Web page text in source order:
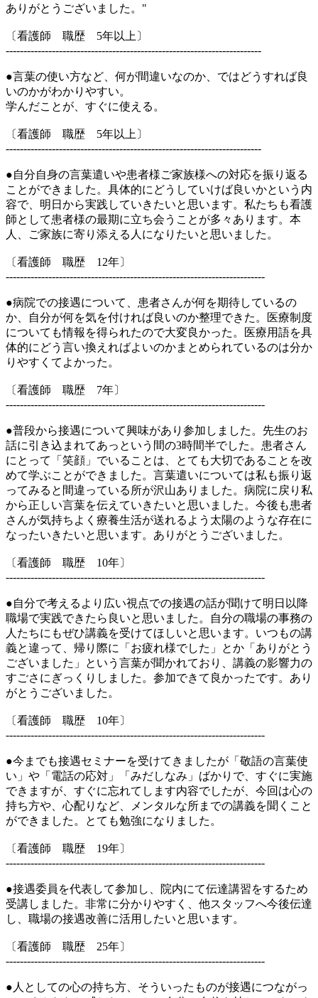
ありがとうございました。"
〔看護師 職歴 5年以上〕
------------------------------------------------------------------------
●言葉の使い方など、何が間違いなのか、ではどうすれば良
いのかがわかりやすい。
学んだことが、すぐに使える。
〔看護師 職歴 5年以上〕
------------------------------------------------------------------------
●自分自身の言葉遣いや患者様ご家族様への対応を振り返る
ことができました。具体的にどうしていけば良いかという内
容で、明日から実践していきたいと思います。私たちも看護
師として患者様の最期に立ち会うことが多々あります。本
人、ご家族に寄り添える人になりたいと思いました。
〔看護師 職歴 12年〕
-------------------------------------------------------------------------
●病院での接遇について、患者さんが何を期待しているの
か、自分が何を気を付ければ良いのか整理できた。医療制度
についても情報を得られたので大変良かった。医療用語を具
体的にどう言い換えればよいのかまとめられているのは分か
りやすくてよかった。
〔看護師 職歴 7年〕
-------------------------------------------------------------------------
●普段から接遇について興味があり参加しました。先生のお
話に引き込まれてあっという間の3時間半でした。患者さん
にとって「笑顔」でいることは、とても大切であることを改
めて学ぶことができました。言葉遣いについては私も振り返
ってみると間違っている所が沢山ありました。病院に戻り私
から正しい言葉を伝えていきたいと思いました。今後も患者
さんが気持ちよく療養生活が送れるよう太陽のような存在に
なったいきたいと思います。ありがとうございました。
〔看護師 職歴 10年〕
-------------------------------------------------------------------------
●自分で考えるより広い視点での接遇の話が聞けて明日以降
職場で実践できたら良いと思いました。自分の職場の事務の
人たちにもぜひ講義を受けてほしいと思います。いつもの講
義と違って、帰り際に「お疲れ様でした」とか「ありがとう
ございました」という言葉が聞かれており、講義の影響力の
すごさにぎっくりしました。参加できて良かったです。あり
がとうございました。
〔看護師 職歴 10年〕
-------------------------------------------------------------------------
●今までも接遇セミナーを受けてきましたが「敬語の言葉使
い」や「電話の応対」「みだしなみ」ばかりで、すぐに実施
できますが、すぐに忘れてします内容でしたが、今回は心の
持ち方や、心配りなど、メンタルな所までの講義を聞くこと
ができました。とても勉強になりました。
〔看護師 職歴 19年〕
-------------------------------------------------------------------------
●接遇委員を代表して参加し、院内にて伝達講習をするため
受講しました。非常に分かりやすく、他スタッフへ今後伝達
し、職場の接遇改善に活用したいと思います。
〔看護師 職歴 25年〕
-------------------------------------------------------------------------
●人としての心の持ち方、そういったものが接遇につながっ